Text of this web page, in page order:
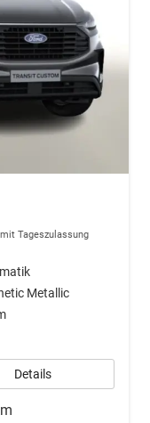
Tageszulassung
Metallic
Details